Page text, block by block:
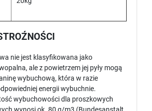
nie jest klasyfikowana jako
ale z powietrzem jej pyły mogą
wybuchową, która w razie
energii wybuchnie.
wybuchowości dla proszkowych